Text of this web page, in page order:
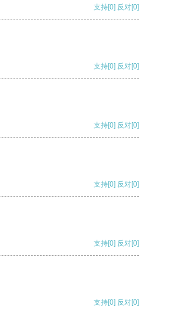
支持[0] 反对[0]
支持[0] 反对[0]
支持[0] 反对[0]
支持[0] 反对[0]
支持[0] 反对[0]
支持[0] 反对[0]